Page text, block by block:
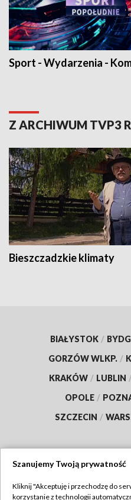
Sport - Wydarzenia -
Z ARCHIWUM TVP3
Bieszczadzkie klimaty
BIAŁYSTOK /
GORZÓW WLKP. /
KRAKÓW / LUBLIN
OPOLE /
SZCZECIN /
Szanujemy Twoją prywatność
Kliknij "Akceptuję i przechodzę do
korzystanie z technologii